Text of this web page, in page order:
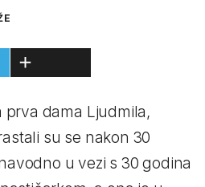
prva dama Ljudmila,
su se nakon 30
u vezi s 30 godina